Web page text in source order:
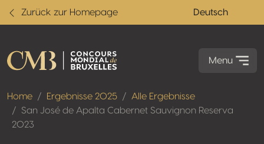
Zurück zur Homepage Deutsch
Menu
Home Ergebnisse 2025
Alle Ergebnisse
San José de Apalta Cabernet Sauvignon Reserva
2023